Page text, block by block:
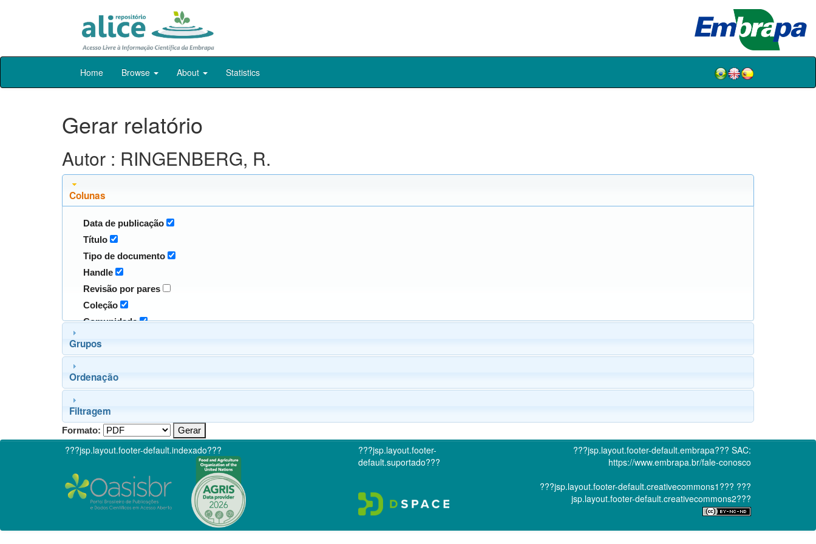
Skip
Home Browse About Statistics
Gerar relatório
Autor : RINGENBERG, R.
Colunas
Data de publicação
Título
Tipo de documento
Handle
Revisão por pares
Coleção
Comunidade
Grupos
Ordenação
Filtragem
Formato:
???jsp.layout.footer-default.indexado???
???jsp.layout.footer-
default.suportado???
???jsp.layout.footer-default.embrapa??? SAC:
https://www.embrapa.br/fale-conosco
???jsp.layout.footer-default.creativecommons1??? ???
jsp.layout.footer-default.creativecommons2???